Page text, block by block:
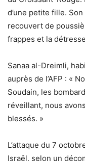
d’une petite fille.
recouvert de
frappes et la
Sanaa al-Dreimli,
auprès de l’AFP : «
Soudain, les
réveillant, nous
blessés. »
L’attaque du 7
Israël, selon un